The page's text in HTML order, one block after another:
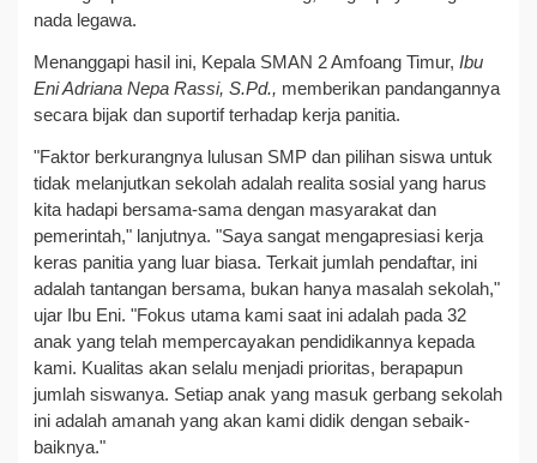
nada legawa.
Menanggapi hasil ini, Kepala SMAN 2 Amfoang Timur, Ibu
Eni Adriana Nepa Rassi, S.Pd., memberikan pandangannya
secara bijak dan suportif terhadap kerja panitia.
"Faktor berkurangnya lulusan SMP dan pilihan siswa untuk
tidak melanjutkan sekolah adalah realita sosial yang harus
kita hadapi bersama-sama dengan masyarakat dan
pemerintah," lanjutnya. "Saya sangat mengapresiasi kerja
keras panitia yang luar biasa. Terkait jumlah pendaftar, ini
adalah tantangan bersama, bukan hanya masalah sekolah,"
ujar Ibu Eni. "Fokus utama kami saat ini adalah pada 32
anak yang telah mempercayakan pendidikannya kepada
kami. Kualitas akan selalu menjadi prioritas, berapapun
jumlah siswanya. Setiap anak yang masuk gerbang sekolah
ini adalah amanah yang akan kami didik dengan sebaik-
baiknya."